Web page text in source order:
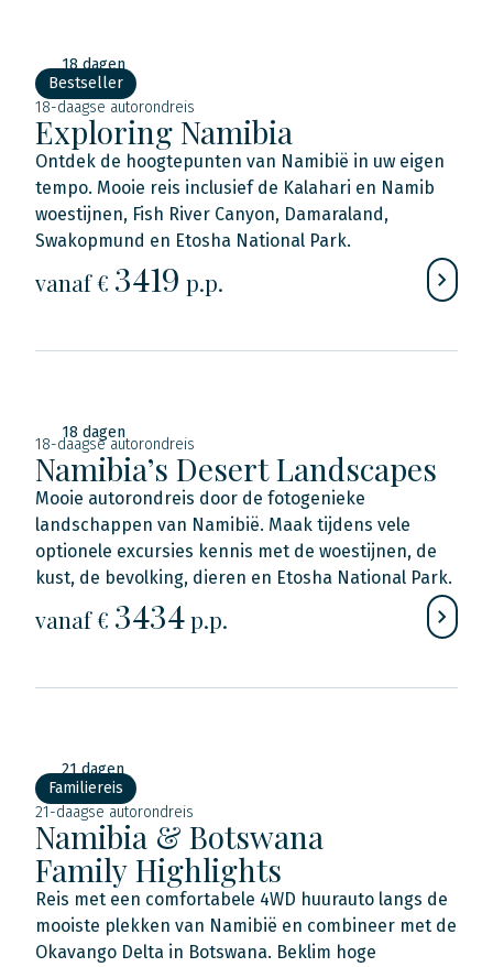
18 dagen
Bestseller
18-daagse autorondreis
Exploring Namibia
Ontdek de hoogtepunten van Namibië in uw eigen
tempo. Mooie reis inclusief de Kalahari en Namib
woestijnen, Fish River Canyon, Damaraland,
Swakopmund en Etosha National Park.
vanaf € 3419 p.p.
18 dagen
18-daagse autorondreis
Namibia’s Desert Landscapes
Mooie autorondreis door de fotogenieke
landschappen van Namibië. Maak tijdens vele
optionele excursies kennis met de woestijnen, de
kust, de bevolking, dieren en Etosha National Park.
vanaf € 3434p.p.
21 dagen
Familiereis
21-daagse autorondreis
Namibia & Botswana
Family Highlights
Reis met een comfortabele 4WD huurauto langs de
mooiste plekken van Namibië en combineer met de
Okavango Delta in Botswana. Beklim hoge